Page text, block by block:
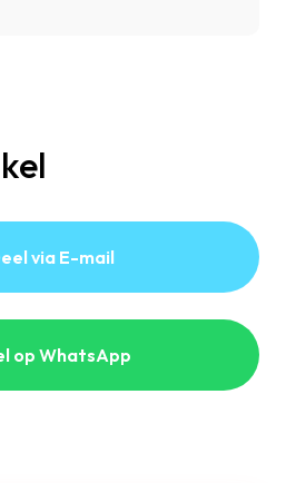
via E-mail
op WhatsApp